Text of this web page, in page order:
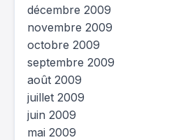
décembre 2009
novembre 2009
octobre 2009
septembre 2009
août 2009
juillet 2009
juin 2009
mai 2009